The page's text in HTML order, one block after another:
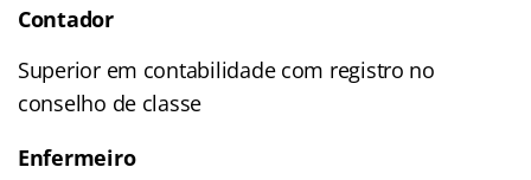
Contador
Superior em contabilidade com registro no
conselho de classe
Enfermeiro